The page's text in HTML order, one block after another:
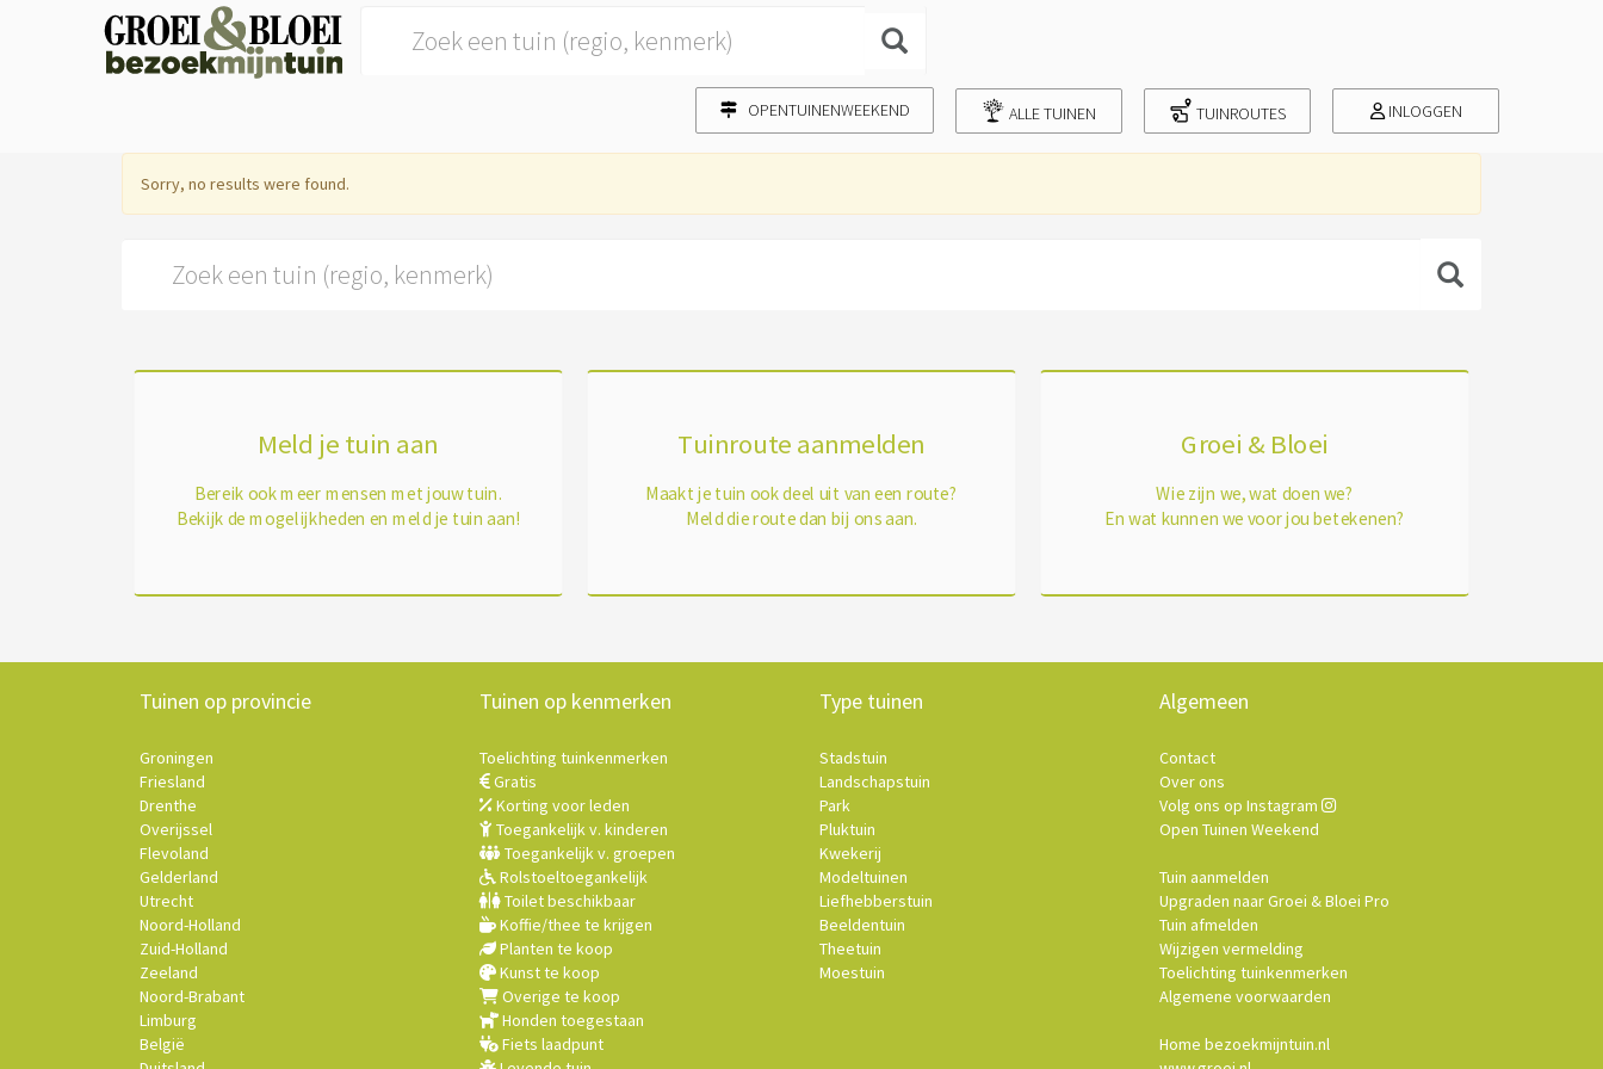
OPENTUINENWEEKEND ALLE TUINEN TUINROUTES INLOGGEN
Sorry, no results were found.
Meld je tuin aan
Bereik ook meer mensen met jouw tuin.
Bekijk de mogelijkheden en meld je tuin aan!
Tuinroute aanmelden
Maakt je tuin ook deel uit van een route?
Meld die route dan bij ons aan.
Groei & Bloei
Wie zijn we, wat doen we?
En wat kunnen we voor jou betekenen?
Tuinen op provincie
Groningen
Friesland
Drenthe
Overijssel
Flevoland
Gelderland
Utrecht
Noord-Holland
Zuid-Holland
Zeeland
Noord-Brabant
Limburg
België
Tuinen op kenmerken
Toelichting tuinkenmerken
Gratis
Korting voor leden
Toegankelijk v. kinderen
Toegankelijk v. groepen
Rolstoeltoegankelijk
Toilet beschikbaar
Koffie/thee te krijgen
Planten te koop
Kunst te koop
Overige te koop
Honden toegestaan
Fiets laadpunt
Type tuinen
Stadstuin
Landschapstuin
Park
Pluktuin
Kwekerij
Modeltuinen
Liefhebberstuin
Beeldentuin
Theetuin
Moestuin
Algemeen
Contact
Over ons
Volg ons op Instagram
Open Tuinen Weekend
Tuin aanmelden
Upgraden naar Groei & Bloei Pro
Tuin afmelden
Wijzigen vermelding
Toelichting tuinkenmerken
Algemene voorwaarden
Home bezoekmijntuin.nl